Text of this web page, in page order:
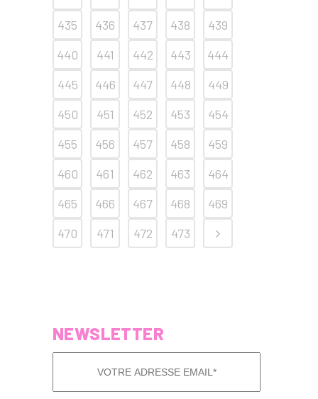
435
436 437 438
439
440
441 442 443
444
445
446 447 448
449
450
451 452 453
454
455
456 457 458
459
460
461 462 463
464
465
466 467 468
469
470
471 472 473
NEWSLETTER